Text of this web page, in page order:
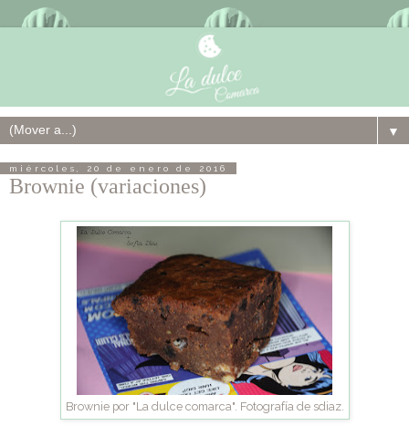
▼
miércoles, 20 de enero de 2016
Brownie (variaciones)
Brownie por "La dulce comarca". Fotografía de sdiaz.